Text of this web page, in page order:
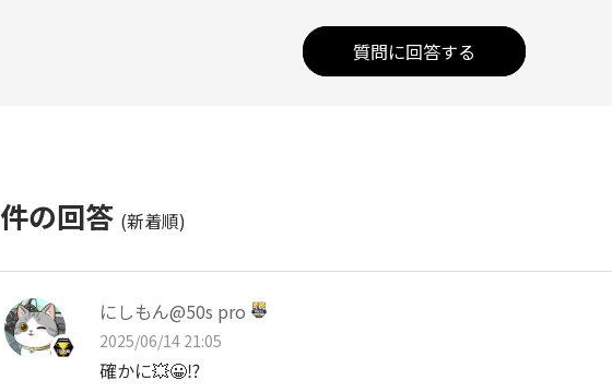
質問に回答する
件の回答 (新着順)
にしもん@50s pro
2025/06/14 21:05
確かに💥😀⁉️